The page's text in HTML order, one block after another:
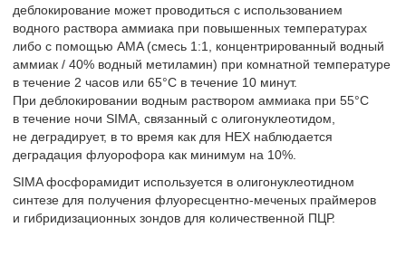
деблокирование может проводиться с использованием
водного раствора аммиака при повышенных температурах
либо с помощью AMA (смесь 1:1, концентрированный водный
аммиак / 40% водный метиламин) при комнатной температуре
в течение 2 часов или 65°C в течение 10 минут.
При деблокировании водным раствором аммиака при 55°C
в течение ночи SIMA, связанный с олигонуклеотидом,
не деградирует, в то время как для HEX наблюдается
деградация флуорофора как минимум на 10%.
SIMA фосфорамидит используется в олигонуклеотидном
синтезе для получения флуоресцентно-меченых праймеров
и гибридизационных зондов для количественной ПЦР.